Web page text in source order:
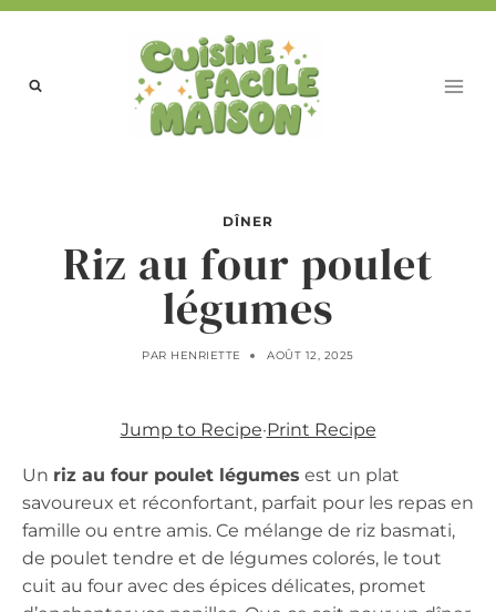
Aller
DÎNER
Riz au four poulet
légumes
PAR HENRIETTE AOÛT 12, 2025
Jump to Recipe·Print Recipe
Un riz au four poulet légumes est un plat
savoureux et réconfortant, parfait pour les repas en
famille ou entre amis. Ce mélange de riz basmati,
de poulet tendre et de légumes colorés, le tout
cuit au four avec des épices délicates, promet